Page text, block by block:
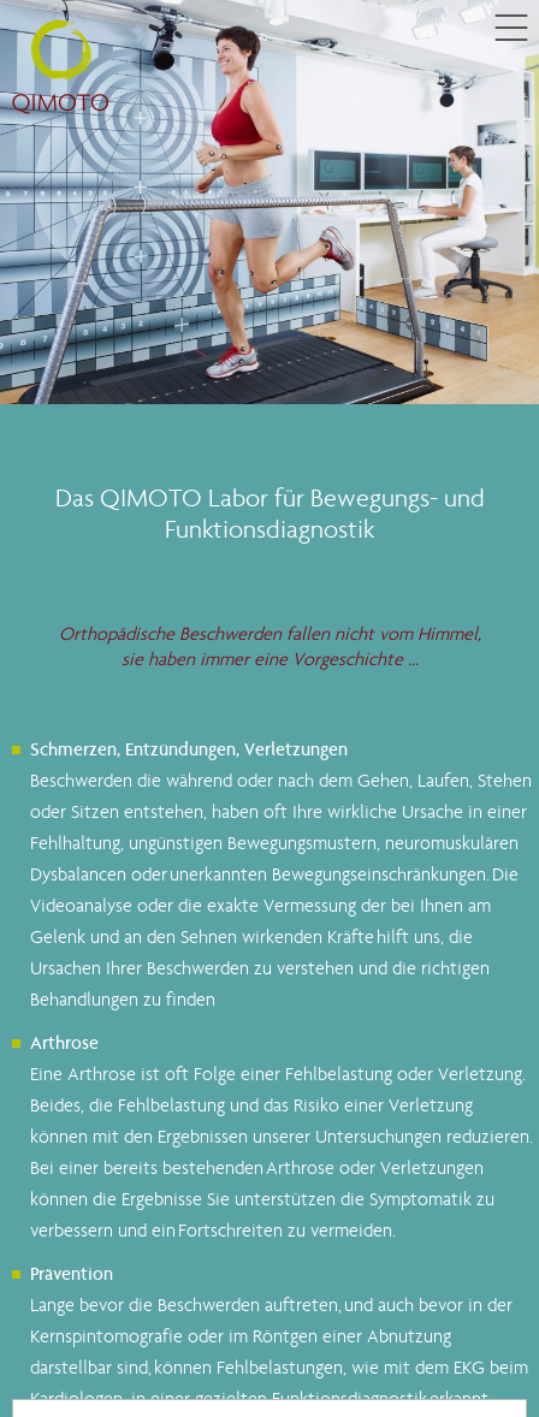
Das QIMOTO Labor für Bewegungs- und
Funktionsdiagnostik
Orthopädische Beschwerden fallen nicht vom Himmel,
sie haben immer eine Vorgeschichte ...
Schmerzen, Entzündungen, Verletzungen
Beschwerden die während oder nach dem Gehen, Laufen, Stehen
oder Sitzen entstehen, haben oft Ihre wirkliche Ursache in einer
Fehlhaltung, ungünstigen Bewegungsmustern, neuromuskulären
Dysbalancen oder unerkannten Bewegungseinschränkungen. Die
Videoanalyse oder die exakte Vermessung der bei Ihnen am
Gelenk und an den Sehnen wirkenden Kräfte hilft uns, die
Ursachen Ihrer Beschwerden zu verstehen und die richtigen
Behandlungen zu finden
Arthrose
Eine Arthrose ist oft Folge einer Fehlbelastung oder Verletzung.
Beides, die Fehlbelastung und das Risiko einer Verletzung
können mit den Ergebnissen unserer Untersuchungen reduzieren.
Bei einer bereits bestehenden Arthrose oder Verletzungen
können die Ergebnisse Sie unterstützen die Symptomatik zu
verbessern und ein Fortschreiten zu vermeiden.
Prävention
Lange bevor die Beschwerden auftreten, und auch bevor in der
Kernspintomografie oder im Röntgen einer Abnutzung
darstellbar sind, können Fehlbelastungen, wie mit dem EKG beim
Kardiologen, in einer gezielten Funktionsdiagnostik erkannt